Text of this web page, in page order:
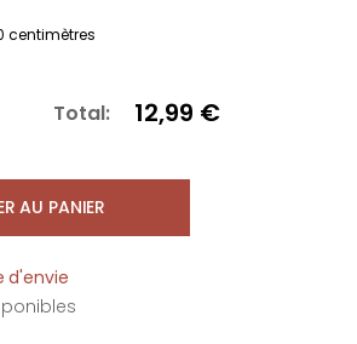
centimètres
Total: 12,99 €
AU PANIER
d'envie